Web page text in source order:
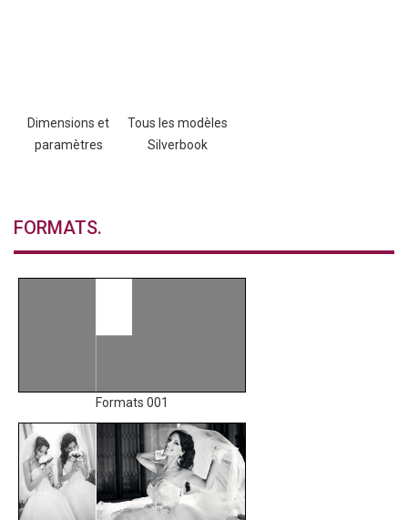
Dimensions et
paramètres
Tous les modèles
Silverbook
FORMATS.
Formats 001